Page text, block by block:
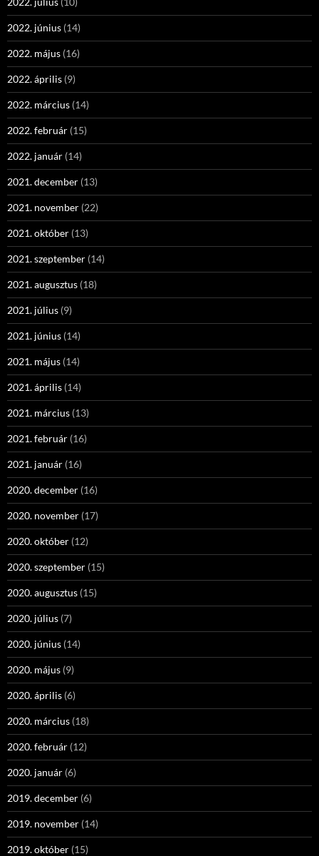
2022. június (14)
2022. május (16)
2022. április (9)
2022. március (14)
2022. február (15)
2022. január (14)
2021. december (13)
2021. november (22)
2021. október (13)
2021. szeptember (14)
2021. augusztus (18)
2021. július (9)
2021. június (14)
2021. május (14)
2021. április (14)
2021. március (13)
2021. február (16)
2021. január (16)
2020. december (16)
2020. november (17)
2020. október (12)
2020. szeptember (15)
2020. augusztus (15)
2020. július (7)
2020. június (14)
2020. május (9)
2020. április (6)
2020. március (18)
2020. február (12)
2020. január (6)
2019. december (6)
2019. november (14)
2019. október (15)